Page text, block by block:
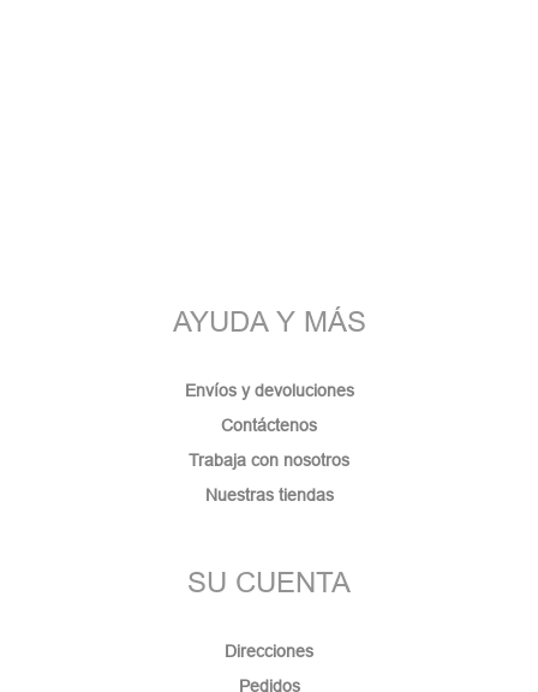
AYUDA Y MÁS
Envíos y devoluciones
Contáctenos
Trabaja con nosotros
Nuestras tiendas
SU CUENTA
Direcciones
Pedidos